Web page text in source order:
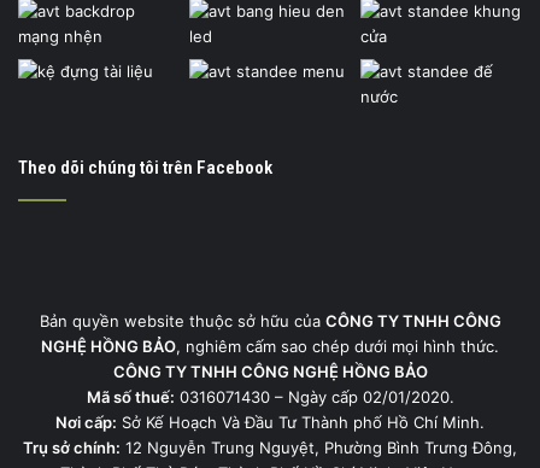
Theo dõi chúng tôi trên Facebook
Bản quyền website thuộc sở hữu của CÔNG TY TNHH CÔNG
NGHỆ HỒNG BẢO, nghiêm cấm sao chép dưới mọi hình thức.
CÔNG TY TNHH CÔNG NGHỆ HỒNG BẢO
Mã số thuế: 0316071430 – Ngày cấp 02/01/2020.
Nơi cấp: Sở Kế Hoạch Và Đầu Tư Thành phố Hồ Chí Minh.
Trụ sở chính: 12 Nguyễn Trung Nguyệt, Phường Bình Trưng Đông,